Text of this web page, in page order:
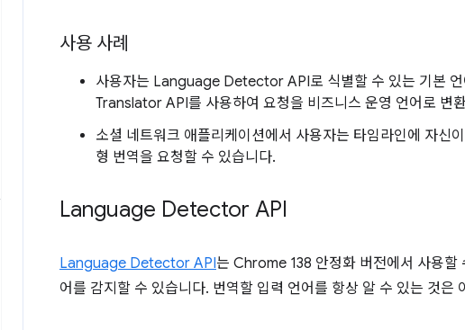
사용 사례
사용자는 Language Detector API로 식별할 수 있는 기본
Translator API를 사용하여 요청을 비즈니스 운영 언어로 변
소셜 네트워크 애플리케이션에서 사용자는 타임라인에 자신
형 번역을 요청할 수 있습니다.
Language Detector API
Language Detector API는 Chrome 138 안정화 버전에서 사용할
어를 감지할 수 있습니다. 번역할 입력 언어를 항상 알 수 있는 것은